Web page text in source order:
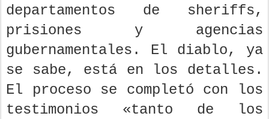
departamentos de sheriffs,
prisiones y agencias
gubernamentales. El diablo, ya
se sabe, está en los detalles.
El proceso se completó con los
testimonios «tanto de los